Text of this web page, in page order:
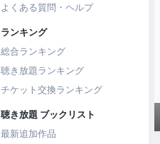
よくある質問・ヘルプ
ランキング
総合ランキング
聴き放題ランキング
チケット交換ランキング
聴き放題 ブックリスト
最新追加作品